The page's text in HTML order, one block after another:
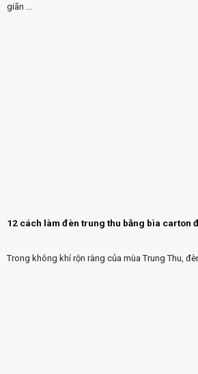
giãn ...
12 cách làm đèn trung thu bằng bìa carton
Trong không khí rộn ràng của mùa Trung Thu,